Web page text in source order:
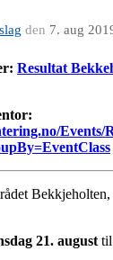
den 7. aug
Resultat
Events/
21. august